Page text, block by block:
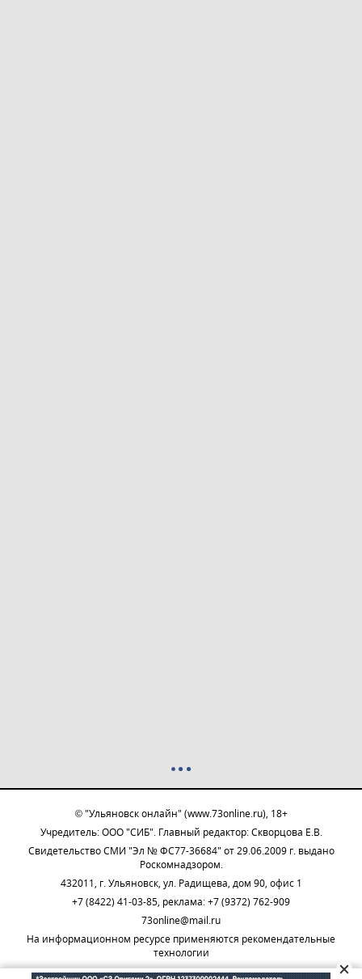
© "Ульяновск онлайн" (www.73online.ru), 18+
Учредитель: ООО "СИБ". Главный редактор: Скворцова Е.В.
Свидетельство СМИ "Эл № ФС77-36684" от 29.06.2009 г. выдано
Роскомнадзором.
432011, г. Ульяновск, ул. Радищева, дом 90, офис 1
+7 (8422) 41-03-85, реклама: +7 (9372) 762-909
73online@mail.ru
На информационном ресурсе применяются рекомендательные
технологии